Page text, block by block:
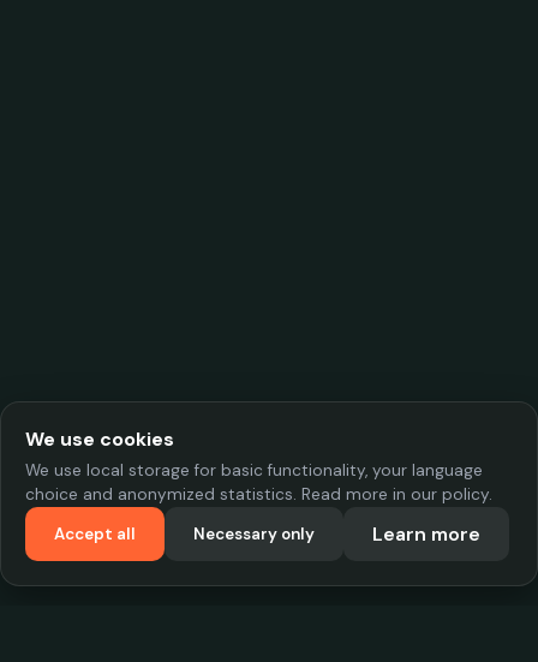
We use cookies
We use local storage for basic functionality, your language
choice and anonymized statistics. Read more in our policy.
Accept all
Necessary only Learn more